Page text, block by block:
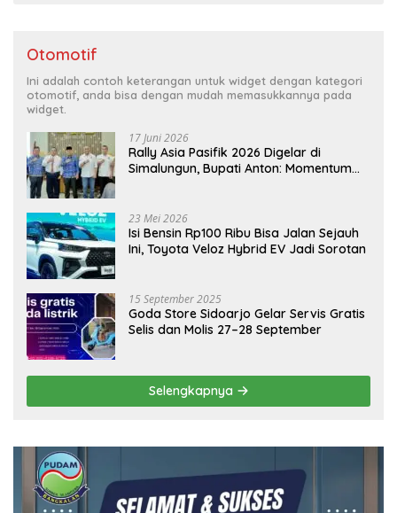
Otomotif
Ini adalah contoh keterangan untuk widget dengan kategori
otomotif, anda bisa dengan mudah memasukkannya pada
widget.
17 Juni 2026
Rally Asia Pasifik 2026 Digelar di
Simalungun, Bupati Anton: Momentum
23 Mei 2026
Isi Bensin Rp100 Ribu Bisa Jalan Sejauh
Ini, Toyota Veloz Hybrid EV Jadi Sorotan
15 September 2025
Goda Store Sidoarjo Gelar Servis Gratis
Selis dan Molis 27–28 September
Selengkapnya